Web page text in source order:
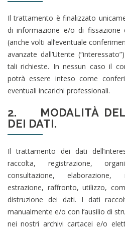
Il trattamento è finalizzato
di informazione e/o di
(anche volti all’eventuale
avanzate dall’Utente
tali richieste. In nessun caso il
potrà essere inteso come
eventuali incarichi professionali.
2. MODALITÀ DEL
DEI DATI.
Il trattamento dei dati
raccolta, registrazione,
consultazione, elaborazione,
estrazione, raffronto, utilizzo,
distruzione dei dati. I dati
manualmente e/o con l’ausilio di
nei nostri archivi cartacei e/o